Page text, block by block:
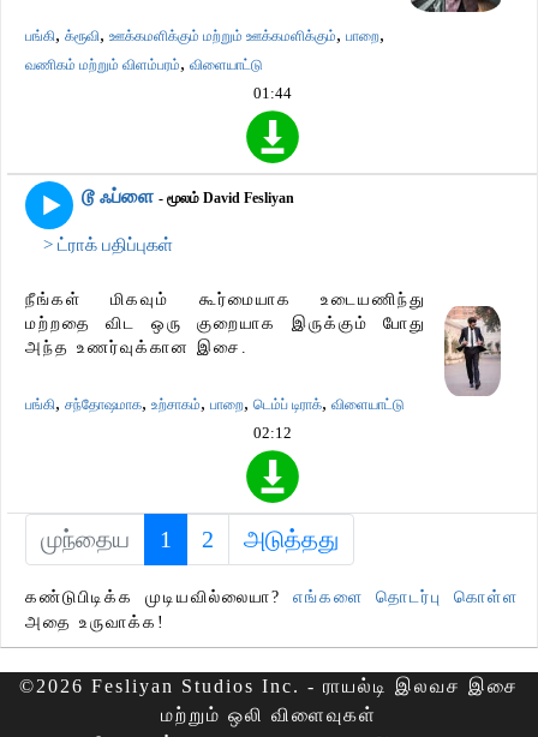
பங்கி, க்ரூவி, ஊக்கமளிக்கும் மற்றும் ஊக்கமளிக்கும், பாறை,
வணிகம் மற்றும் விளம்பரம், விளையாட்டு
01:44
டூ ஃப்ளை - மூலம் David Fesliyan
> ட்ராக் பதிப்புகள்
நீங்கள் மிகவும் கூர்மையாக உடையணிந்து
மற்றதை விட ஒரு குறையாக இருக்கும் போது
அந்த உணர்வுக்கான இசை.
பங்கி, சந்தோஷமாக, உற்சாகம், பாறை, டெம்ப் டிராக், விளையாட்டு
02:12
முந்தைய 1 (current)
2 அடுத்தது
கண்டுபிடிக்க முடியவில்லையா? எங்களை தொடர்பு கொள்ள
அதை உருவாக்க!
©2026 Fesliyan Studios Inc. - ராயல்டி இலவச இசை
மற்றும் ஒலி விளைவுகள்